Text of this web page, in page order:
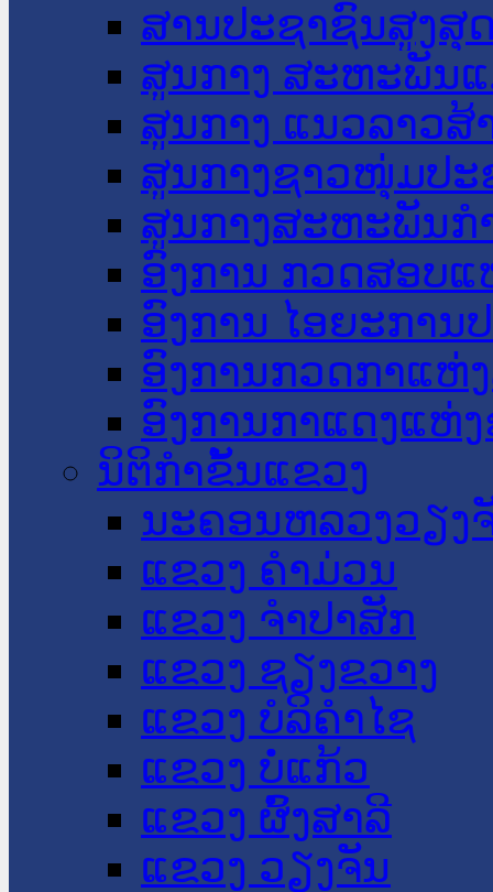
ສານປະຊາຊົນສູງສຸ
ສູນກາງ ສະຫະພັນ
ສູນກາງ ແນວລາວສ້
ສູນກາງຊາວໜຸ່ມປະ
ສູນກາງສະຫະພັນກ
ອົງການ ກວດສອບແ
ອົງການ ໄອຍະການ
ອົງການກວດກາແຫ່
ອົງການກາແດງແຫ່
ນິຕິກໍາຂັ້ນແຂວງ
ນະ​ຄອນ​ຫລວງວຽງ
ແຂວງ ຄໍາມ່ວນ
ແຂວງ ຈໍາປາສັກ
ແຂວງ ຊຽງຂວາງ
ແຂວງ ບໍລິຄໍາໄຊ
ແຂວງ ບໍ່ແກ້ວ
ແຂວງ ຜົ້ງສາລີ
ແຂວງ ວຽງຈັນ